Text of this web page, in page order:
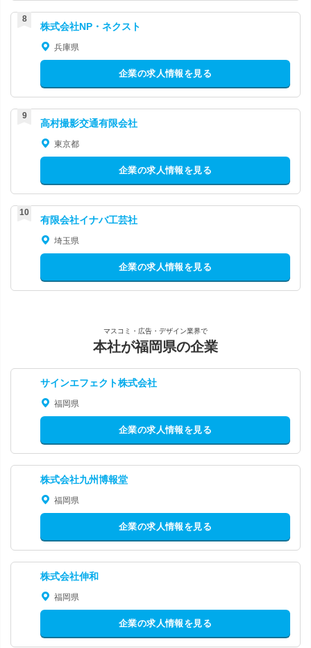
株式会社NP・ネクスト
兵庫県
企業の求人情報を見る
高村撮影交通有限会社
東京都
企業の求人情報を見る
有限会社イナバ工芸社
埼玉県
企業の求人情報を見る
マスコミ・広告・デザイン業界で
本社が福岡県の企業
サインエフェクト株式会社
福岡県
企業の求人情報を見る
株式会社九州博報堂
福岡県
企業の求人情報を見る
株式会社伸和
福岡県
企業の求人情報を見る